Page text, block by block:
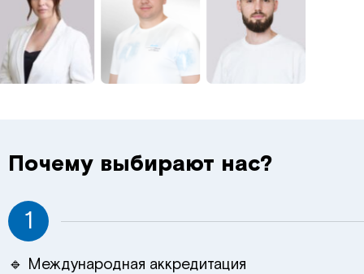
Почему выбирают нас?
1
🔹 Международная аккредитация